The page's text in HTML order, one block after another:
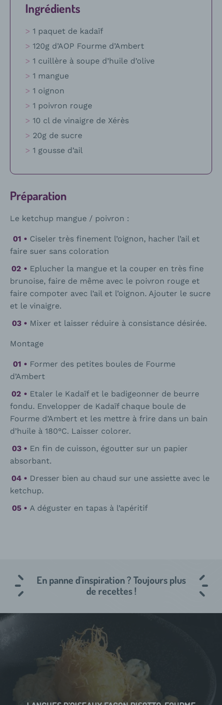
Ingrédients
1 paquet de kadaïf
120g d’AOP Fourme d’Ambert
1 cuillère à soupe d’huile d’olive
1 mangue
1 oignon
1 poivron rouge
10 cl de vinaigre de Xérès
20g de sucre
1 gousse d’ail
Préparation
Le ketchup mangue / poivron :
Ciseler très finement l’oignon, hacher l’ail et
faire suer sans coloration
Eplucher la mangue et la couper en très fine
brunoise, faire de même avec le poivron rouge et
faire compoter avec l’ail et l’oignon. Ajouter le sucre
et le vinaigre.
Mixer et laisser réduire à consistance désirée.
Montage
Former des petites boules de Fourme
d’Ambert
Etaler le Kadaïf et le badigeonner de beurre
fondu. Envelopper de Kadaïf chaque boule de
Fourme d’Ambert et les mettre à frire dans un bain
d’huile à 180°C. Laisser colorer.
En fin de cuisson, égoutter sur un papier
absorbant.
Dresser bien au chaud sur une assiette avec le
ketchup.
A déguster en tapas à l’apéritif
En panne d'inspiration ? Toujours plus
de recettes !